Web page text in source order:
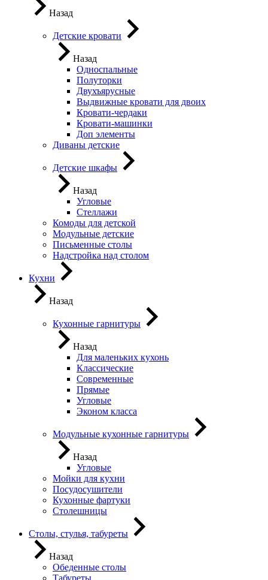
Назад
Детские кровати
Назад
Односпальные
Полуторки
Двухъярусные
Выдвижные кровати для двоих
Кровати-чердаки
Кровати-машинки
Доп элементы
Диваны детские
Детские шкафы
Назад
Угловые
Стеллажи
Комоды для детской
Модульные детские
Письменные столы
Надстройка над столом
Кухни
Назад
Кухонные гарнитуры
Назад
Для маленьких кухонь
Классические
Современные
Прямые
Угловые
Эконом класса
Модульные кухонные гарнитуры
Назад
Угловые
Мойки для кухни
Посудосушители
Кухонные фартуки
Столешницы
Столы, стулья, табуреты
Назад
Обеденные столы
Табуреты